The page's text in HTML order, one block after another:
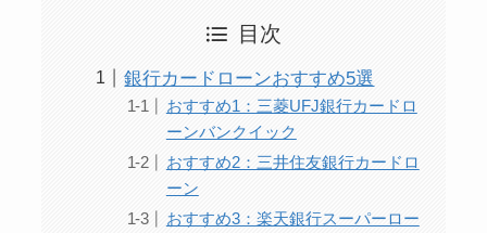
目次
銀行カードローンおすすめ5選
おすすめ1：三菱UFJ銀行カードロ
ーンバンクイック
おすすめ2：三井住友銀行カードロ
ーン
おすすめ3：楽天銀行スーパーロー